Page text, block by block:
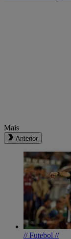
Mais
Anterior
// Futebol //